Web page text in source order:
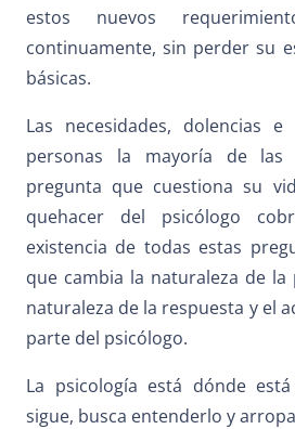
estos nuevos
continuamente, sin perder su
básicas.
Las necesidades, dolencias
personas la mayoría de las
pregunta que cuestiona su
quehacer del psicólogo
existencia de todas estas
que cambia la naturaleza de la
naturaleza de la respuesta y el
parte del psicólogo.
La psicología está dónde
sigue, busca entenderlo y